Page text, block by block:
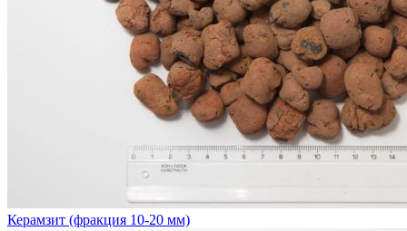
Керамзит (фракция 10-20 мм)